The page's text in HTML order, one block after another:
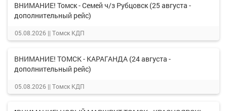
ВНИМАНИЕ! Томск - Семей ч/з Рубцовск (25 августа -
дополнительный рейс)
05.08.2026 || Томск КДП
ВНИМАНИЕ! ТОМСК - КАРАГАНДА (24 августа -
дополнительный рейс)
05.08.2026 || Томск КДП